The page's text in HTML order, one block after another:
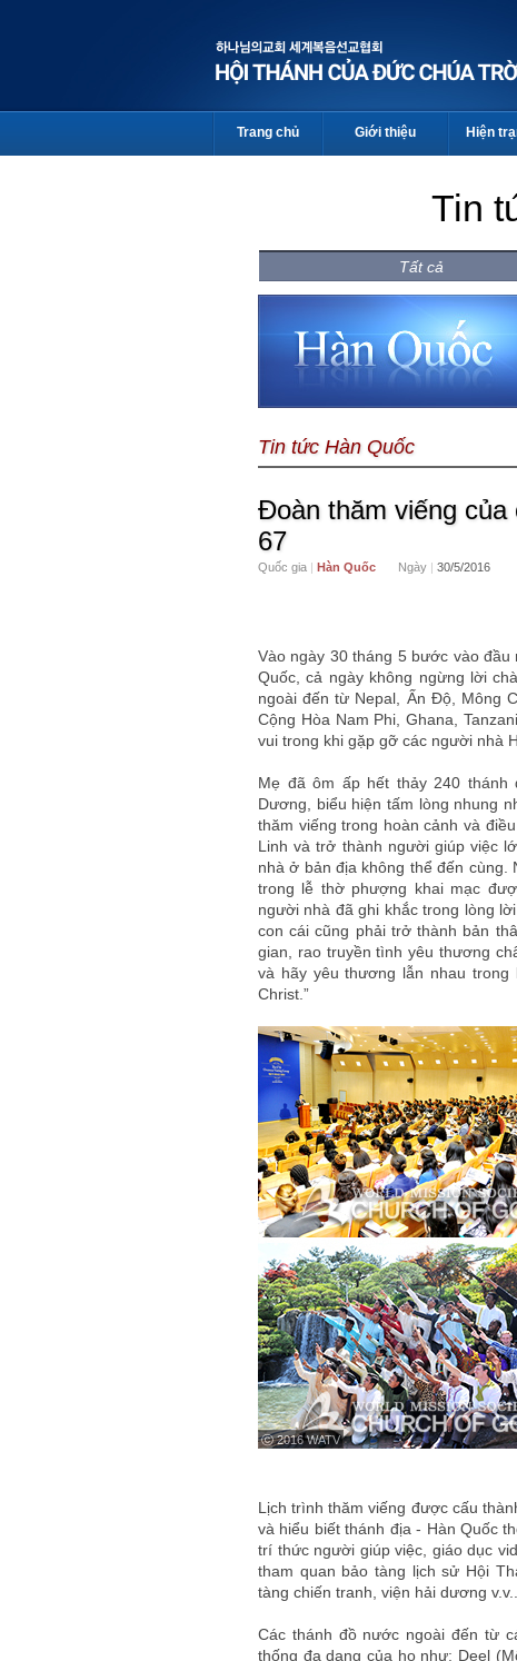
Trang chủ Giới thiệu Hiện
Tin
Tất cả
Tin tức Hàn Quốc
Đoàn thăm viếng
67
Quốc gia | Hàn Quốc Ngày | 30/5/2016
Vào ngày 30 tháng 5 bước vào
Quốc, cả ngày không ngừng lời
ngoài đến từ Nepal, Ấn Độ, Mông
Cộng Hòa Nam Phi, Ghana,
vui trong khi gặp gỡ các người nhà
Mẹ đã ôm ấp hết thảy 240
Dương, biểu hiện tấm lòng nhung
thăm viếng trong hoàn cảnh và
Linh và trở thành người giúp việc
nhà ở bản địa không thể đến
trong lễ thờ phượng khai mạc
người nhà đã ghi khắc trong lòng
con cái cũng phải trở thành bản
gian, rao truyền tình yêu thương
và hãy yêu thương lẫn nhau
Christ.”
ⓒ 2016 WATV
Lịch trình thăm viếng được cấu
và hiểu biết thánh địa - Hàn Quốc
trí thức người giúp việc, giáo dục
tham quan bảo tàng lịch sử Hội
tàng chiến tranh, viện hải dương v.v...
Các thánh đồ nước ngoài đến từ
thống đa dạng của họ như: Deel